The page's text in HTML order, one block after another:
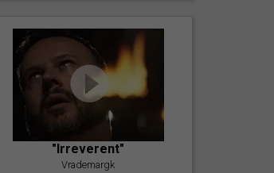
"Irreverent"
Vrademargk